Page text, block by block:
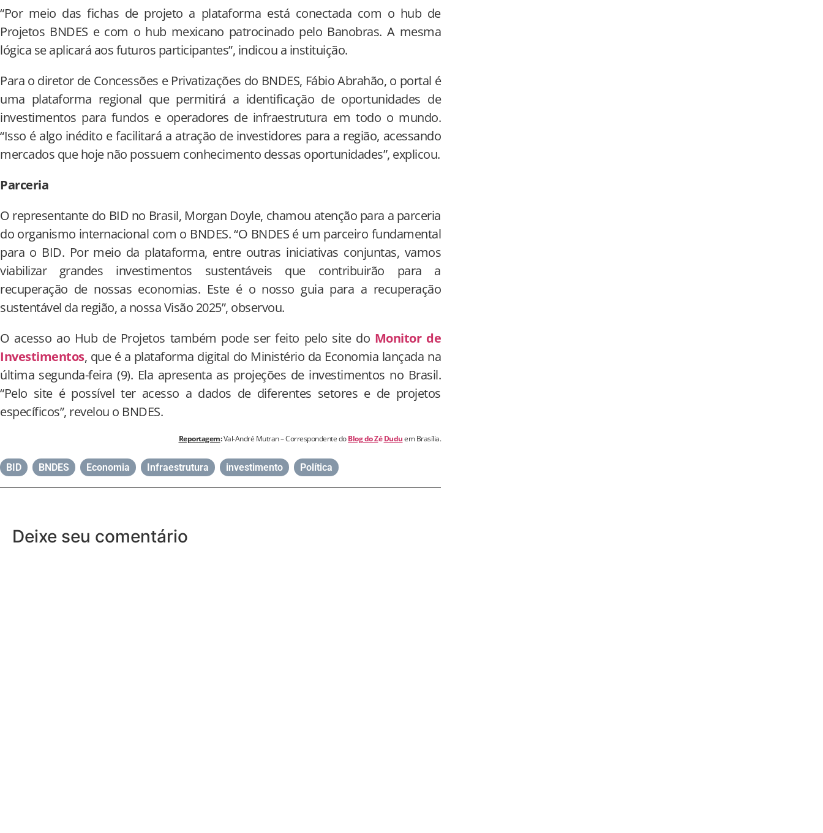
“Por meio das fichas de projeto a plataforma está conectada com o hub de
Projetos BNDES e com o hub mexicano patrocinado pelo Banobras. A mesma
lógica se aplicará aos futuros participantes”, indicou a instituição.
Para o diretor de Concessões e Privatizações do BNDES, Fábio Abrahão, o portal é
uma plataforma regional que permitirá a identificação de oportunidades de
investimentos para fundos e operadores de infraestrutura em todo o mundo.
“Isso é algo inédito e facilitará a atração de investidores para a região, acessando
mercados que hoje não possuem conhecimento dessas oportunidades”, explicou.
Parceria
O representante do BID no Brasil, Morgan Doyle, chamou atenção para a parceria
do organismo internacional com o BNDES. “O BNDES é um parceiro fundamental
para o BID. Por meio da plataforma, entre outras iniciativas conjuntas, vamos
viabilizar grandes investimentos sustentáveis que contribuirão para a
recuperação de nossas economias. Este é o nosso guia para a recuperação
sustentável da região, a nossa Visão 2025”, observou.
O acesso ao Hub de Projetos também pode ser feito pelo site do Monitor de
Investimentos, que é a plataforma digital do Ministério da Economia lançada na
última segunda-feira (9). Ela apresenta as projeções de investimentos no Brasil.
“Pelo site é possível ter acesso a dados de diferentes setores e de projetos
específicos”, revelou o BNDES.
Reportagem:Val-André Mutran – Correspondente doBlog do ZéDuduem Brasília.
BID BNDES Economia Infraestrutura investimento Política
Deixe seu comentário